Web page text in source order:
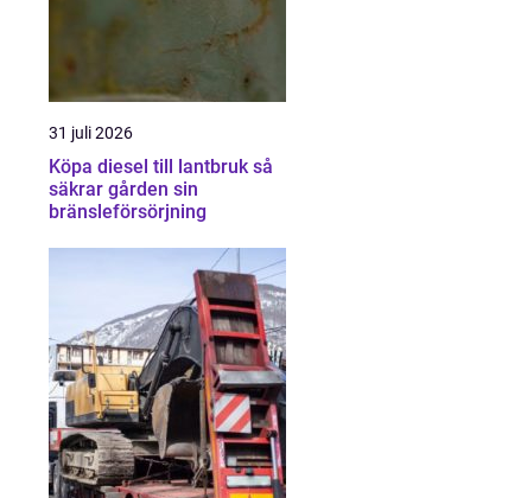
31 juli 2026
Köpa diesel till lantbruk så
säkrar gården sin
bränsleförsörjning